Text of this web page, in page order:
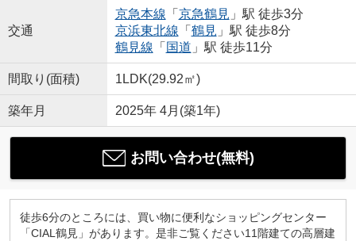
交通
京急本線 「 京急鶴見 」駅 徒歩3分
京浜東北線 「 鶴見 」駅 徒歩8分
鶴見線 「 国道 」駅 徒歩11分
間取り(面積) 1LDK(29.92㎡)
築年月 2025年 4月(築1年)
お問い合わせ(無料)
徒歩6分のところには、買い物に便利なショッピングセンター
「CIAL鶴見」があります。是非ご覧ください11階建ての高層建